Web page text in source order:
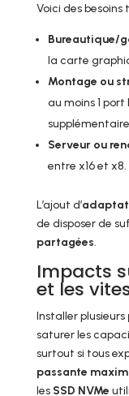
Voici des besoins
Bureautique/
la carte
Montage ou
au moins 1
Serveur ou
entre x16 et x8.
L’ajout d’
de disposer de
partagées.
Impacts
et les
Installer plusieurs
saturer les
surtout si tous
passante
les SSD NVMe